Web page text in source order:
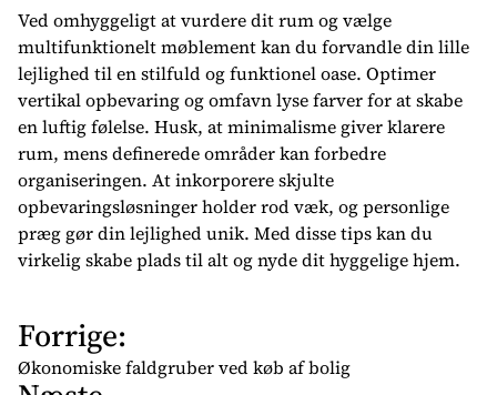
Ved omhyggeligt at vurdere dit rum og vælge
multifunktionelt møblement kan du forvandle din lille
lejlighed til en stilfuld og funktionel oase. Optimer
vertikal opbevaring og omfavn lyse farver for at skabe
en luftig følelse. Husk, at minimalisme giver klarere
rum, mens definerede områder kan forbedre
organiseringen. At inkorporere skjulte
opbevaringsløsninger holder rod væk, og personlige
præg gør din lejlighed unik. Med disse tips kan du
virkelig skabe plads til alt og nyde dit hyggelige hjem.
I
n
Forrige:
Økonomiske faldgruber ved køb af bolig